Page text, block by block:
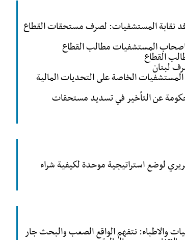
نقابة المستشفيات: لصرف مستحقات القطاع
المستشفيات مطالب القطاع
القطاع
لبنان
الخاصة على التحديات المالية
عن التأخير في تسديد مستحقات
لوضع استراتيجية موحدة لكيفية شراء
والاطباء: نتفهم الواقع الصعب والبحث جار